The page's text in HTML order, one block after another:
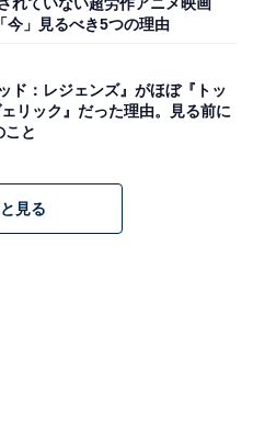
今」見るべき5つの理由
ド：レジェンズ』がほぼ『トッ
リック』だった理由。見る前に
こと
見る